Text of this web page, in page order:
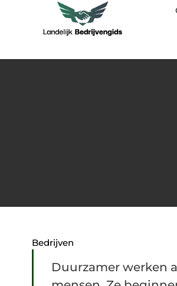
Bedrijven
Duurzamer werken